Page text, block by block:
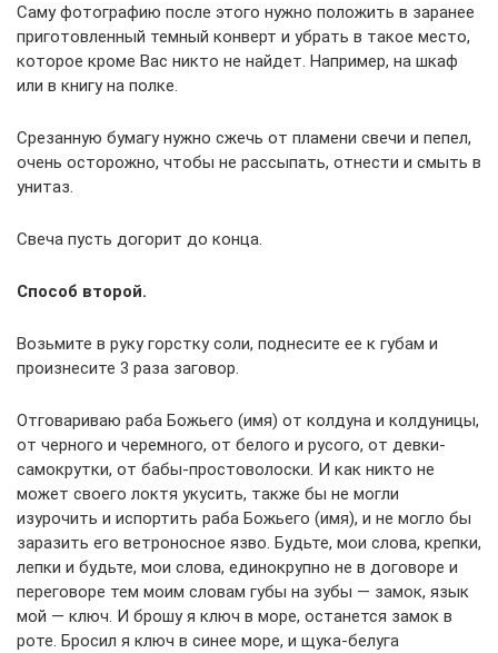
Саму фотографию после этого нужно положить в заранее
приготовленный темный конверт и убрать в такое место,
которое кроме Вас никто не найдет. Например, на шкаф
или в книгу на полке.
Срезанную бумагу нужно сжечь от пламени свечи и пепел,
очень осторожно, чтобы не рассыпать, отнести и смыть в
унитаз.
Свеча пусть догорит до конца.
Способ второй.
Возьмите в руку горстку соли, поднесите ее к губам и
произнесите 3 раза заговор.
Отговариваю раба Божьего (имя) от колдуна и колдуницы,
от черного и черемного, от белого и русого, от девки-
самокрутки, от бабы-простоволоски. И как никто не
может своего локтя укусить, также бы не могли
изурочить и испортить раба Божьего (имя), и не могло бы
заразить его ветроносное язво. Будьте, мои слова, крепки,
лепки и будьте, мои слова, единокрупно не в договоре и
переговоре тем моим словам губы на зубы — замок, язык
мой — ключ. И брошу я ключ в море, останется замок в
роте. Бросил я ключ в синее море, и щука-белуга